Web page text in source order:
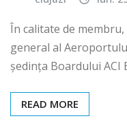
În calitate de
general al
ședința Boardului ACI
READ MORE